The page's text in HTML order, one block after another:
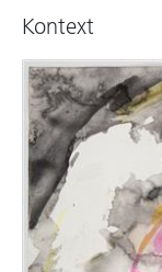
weiblichen
Probleme
sind zentrale
Die
zwischen
auf die
Skulptur
Kontext